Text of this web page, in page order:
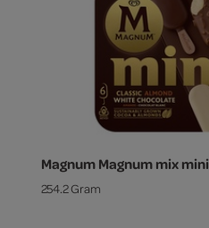
Magnum Magnum mix mini
254.2 Gram